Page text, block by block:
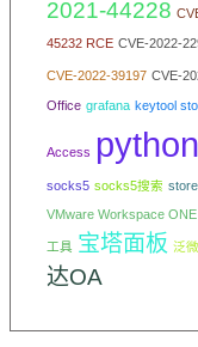
2021-44228
45232 RCE CVE-2022-
CVE-2022-39197 CVE-
Office grafana keytool
Access python
socks5 socks5搜索
VMware Workspace
工具 宝塔面板 泛微
达OA